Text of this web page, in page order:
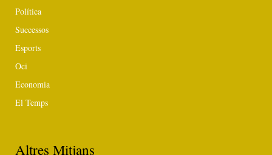
Política
Successos
Esports
Oci
Economia
El Temps
Altres Mitjans